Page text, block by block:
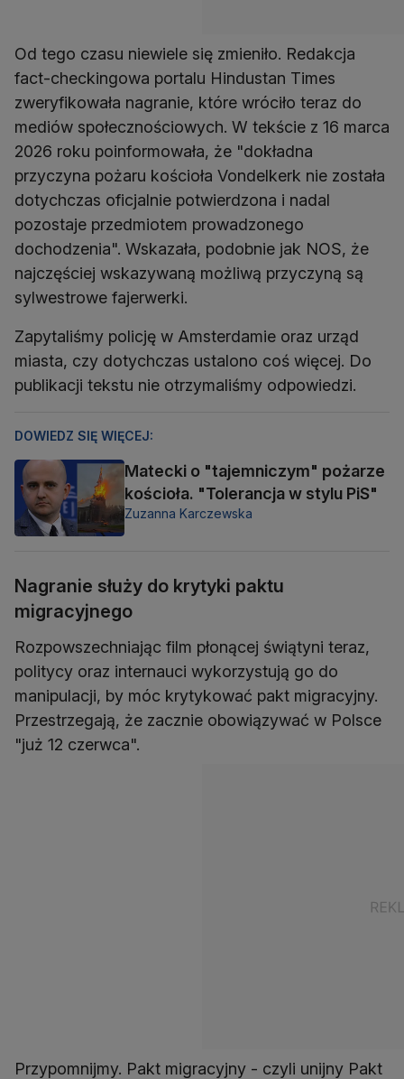
Od tego czasu niewiele się zmieniło. Redakcja
fact-checkingowa portalu Hindustan Times
zweryfikowała nagranie, które wróciło teraz do
mediów społecznościowych. W tekście z 16 marca
2026 roku poinformowała, że "dokładna
przyczyna pożaru kościoła Vondelkerk nie została
dotychczas oficjalnie potwierdzona i nadal
pozostaje przedmiotem prowadzonego
dochodzenia". Wskazała, podobnie jak NOS, że
najczęściej wskazywaną możliwą przyczyną są
sylwestrowe fajerwerki.
Zapytaliśmy policję w Amsterdamie oraz urząd
miasta, czy dotychczas ustalono coś więcej. Do
publikacji tekstu nie otrzymaliśmy odpowiedzi.
DOWIEDZ SIĘ WIĘCEJ:
Matecki o "tajemniczym" pożarze
kościoła. "Tolerancja w stylu PiS"
Zuzanna Karczewska
Nagranie służy do krytyki paktu
migracyjnego
Rozpowszechniając film płonącej świątyni teraz,
politycy oraz internauci wykorzystują go do
manipulacji, by móc krytykować pakt migracyjny.
Przestrzegają, że zacznie obowiązywać w Polsce
"już 12 czerwca".
Przypomnijmy. Pakt migracyjny - czyli unijny Pakt